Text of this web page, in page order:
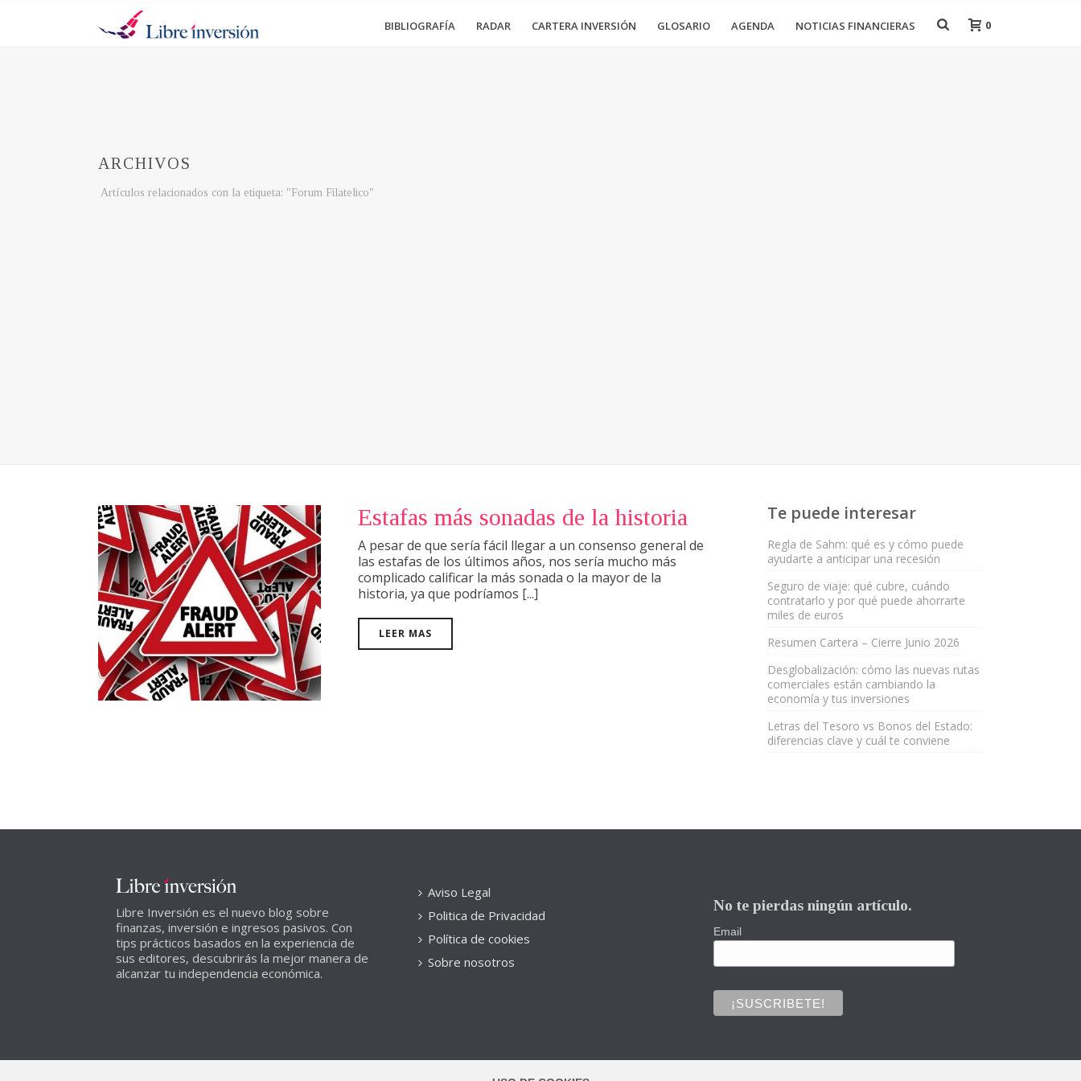
BIBLIOGRAFÍA RADAR CARTERA INVERSIÓN GLOSARIO AGENDA NOTICIAS FINANCIERAS 0
ARCHIVOS
Artículos relacionados con la etiqueta: "Forum Filatelico"
Estafas más sonadas de la historia
A pesar de que sería fácil llegar a un consenso general de
las estafas de los últimos años, nos sería mucho más
complicado calificar la más sonada o la mayor de la
historia, ya que podríamos [...]
LEER MAS
Te puede interesar
Regla de Sahm: qué es y cómo puede
ayudarte a anticipar una recesión
Seguro de viaje: qué cubre, cuándo
contratarlo y por qué puede ahorrarte
miles de euros
Resumen Cartera – Cierre Junio 2026
Desglobalización: cómo las nuevas rutas
comerciales están cambiando la
economía y tus inversiones
Letras del Tesoro vs Bonos del Estado:
diferencias clave y cuál te conviene
Libre Inversión es el nuevo blog sobre
finanzas, inversión e ingresos pasivos. Con
tips prácticos basados en la experiencia de
sus editores, descubrirás la mejor manera de
alcanzar tu independencia económica.
Aviso Legal
Politica de Privacidad
Política de cookies
Sobre nosotros
No te pierdas ningún artículo.
Email